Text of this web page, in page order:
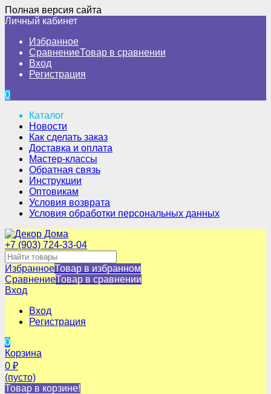
Полная версия сайта
Личный кабинет
Избранное
СравнениеТовар в сравнении
Вход
Регистрация
0
Каталог
Новости
Как сделать заказ
Доставка и оплата
Мастер-классы
Обратная связь
Инструкции
Оптовикам
Условия возврата
Условия обработки персональных данных
+7 (903) 724-33-04
ИзбранноеТовар в избранном
СравнениеТовар в сравнении
Вход
Вход
Регистрация
0
Корзина
0 ₽
(пусто)
Товар в корзине!